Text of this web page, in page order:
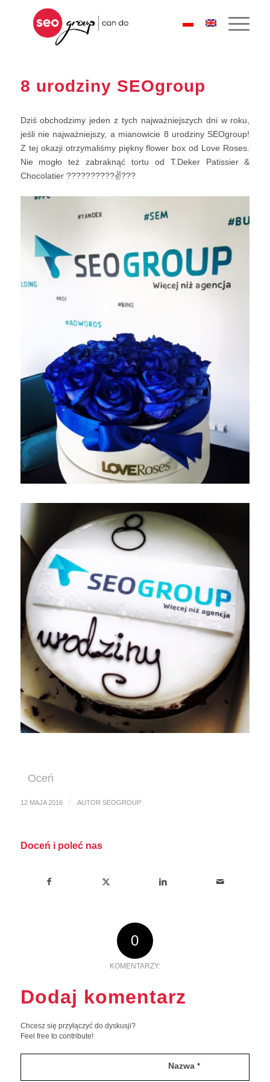
8 urodziny SEOgroup
Dziś obchodzimy jeden z tych najważniejszych dni w roku,
jeśli nie najważniejszy, a mianowicie 8 urodziny SEOgroup!
Z tej okazji otrzymaliśmy piękny flower box od Love Roses.
Nie mogło też zabraknąć tortu od T.Deker Patissier &
Chocolatier ??????????✌?️??
Oceń
12 MAJA 2016 / AUTOR SEOGROUP
Doceń i poleć nas
0
KOMENTARZY:
Dodaj komentarz
Chcesz się przyłączyć do dyskusji?
Feel free to contribute!
Nazwa *